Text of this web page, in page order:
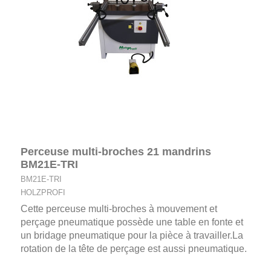
Perceuse multi-broches 21 mandrins
BM21E-TRI
BM21E-TRI
HOLZPROFI
Cette perceuse multi-broches à mouvement et
perçage pneumatique possède une table en fonte et
un bridage pneumatique pour la pièce à travailler.La
rotation de la tête de perçage est aussi pneumatique.